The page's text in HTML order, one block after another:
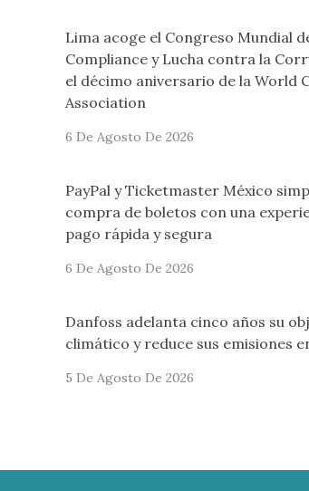
Lima acoge el Congreso Mundial
Compliance y Lucha contra la
el décimo aniversario de la World
Association
6 De Agosto De 2026
PayPal y Ticketmaster México
compra de boletos con una
pago rápida y segura
6 De Agosto De 2026
Danfoss adelanta cinco años su
climático y reduce sus emisiones
5 De Agosto De 2026